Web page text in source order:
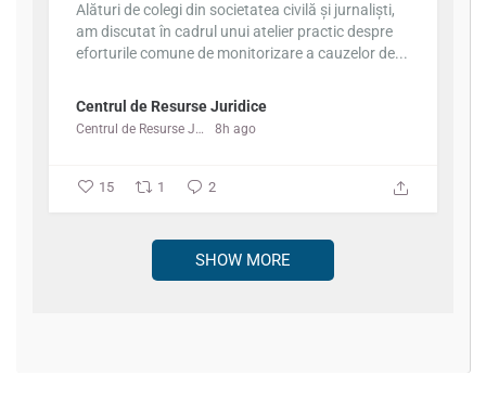
Alături de colegi din societatea civilă și jurnaliști,
am discutat în cadrul unui atelier practic despre
eforturile comune de monitorizare a cauzelor de...
Centrul de Resurse Juridice
Centrul de Resurse Juridice 8h ago
15 1 2
SHOW MORE